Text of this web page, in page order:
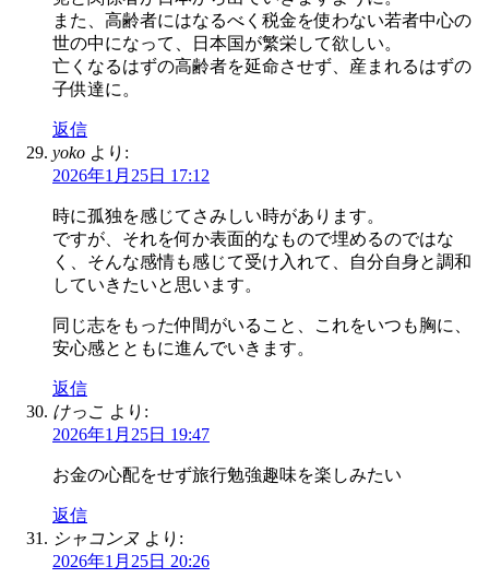
また、高齢者にはなるべく税金を使わない若者中心の
世の中になって、日本国が繁栄して欲しい。
亡くなるはずの高齢者を延命させず、産まれるはずの
子供達に。
返信
yoko より:
2026年1月25日 17:12
時に孤独を感じてさみしい時があります。
ですが、それを何か表面的なもので埋めるのではな
く、そんな感情も感じて受け入れて、自分自身と調和
していきたいと思います。
同じ志をもった仲間がいること、これをいつも胸に、
安心感とともに進んでいきます。
返信
けっこ より:
2026年1月25日 19:47
お金の心配をせず旅行勉強趣味を楽しみたい
返信
シャコンヌ より:
2026年1月25日 20:26